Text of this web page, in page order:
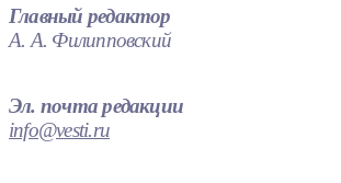
Главный редактор
А. А. Филипповский
Эл. почта редакции
info@vesti.ru